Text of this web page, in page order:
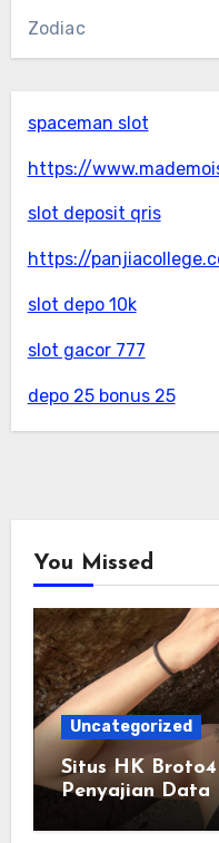
Zodiac
spaceman slot
https://
slot deposit qris
https://
slot depo 10k
slot gacor 777
depo 25 bonus 25
You Missed
Uncategorized
Situs HK
Penyajian Data